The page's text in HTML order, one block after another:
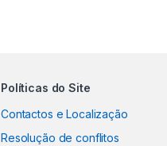
Políticas do Site
Contactos e Localização
Resolução de conflitos